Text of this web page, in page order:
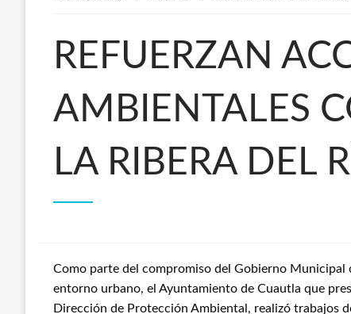
REFUERZAN
AMBIENTALES
LA RIBERA DEL
Como parte del compromiso del Gobierno Municipal
entorno urbano, el Ayuntamiento de Cuautla que
Dirección de Protección Ambiental, realizó trabajos